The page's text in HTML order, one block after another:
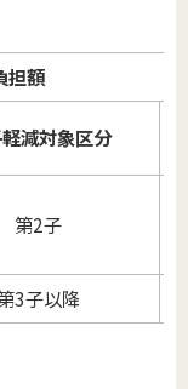
担額
減対象区分
第2子
3子以降